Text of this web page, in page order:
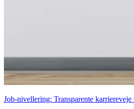
Job-nivellering: Transparente karriereveje